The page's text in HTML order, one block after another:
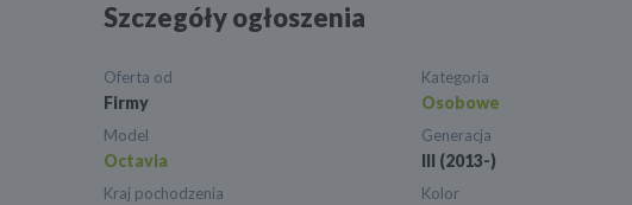
Szczegóły ogłoszenia
Oferta od
Firmy
Kategoria
Osobowe
Model
Octavia
Generacja
III (2013-)
Kraj pochodzenia Kolor